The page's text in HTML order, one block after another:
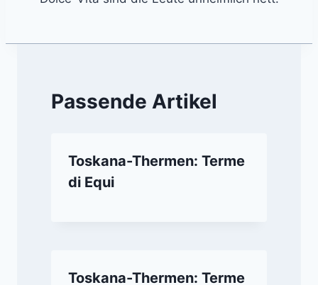
Passende Artikel
Toskana-Thermen: Terme
di Equi
Toskana-Thermen: Terme